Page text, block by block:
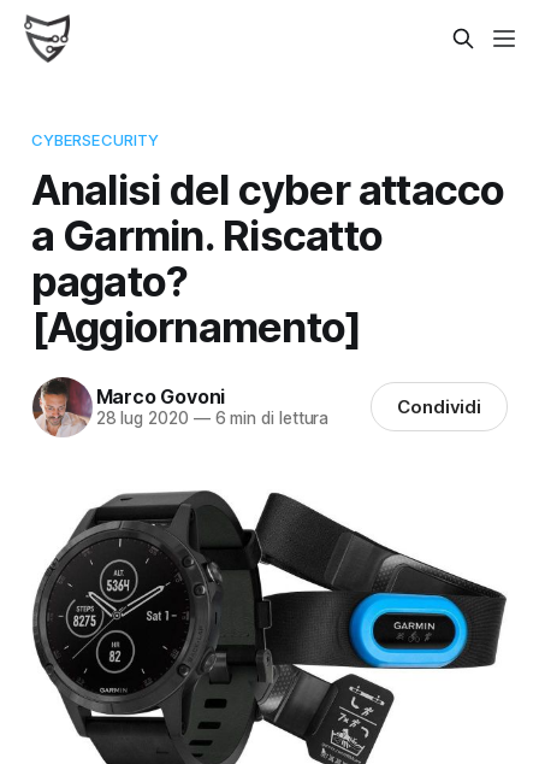
CYBERSECURITY
Analisi del cyber attacco
a Garmin. Riscatto
pagato?
[Aggiornamento]
Marco Govoni
28 lug 2020 —6 min di lettura Condividi